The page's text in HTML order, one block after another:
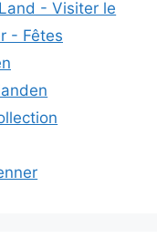
- Visiter le
- Fêtes